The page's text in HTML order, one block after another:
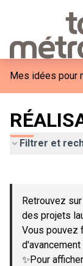
Mes idées pour
Filtrer et
−
Retrouvez
des projets
Vous pouvez
✨Pour